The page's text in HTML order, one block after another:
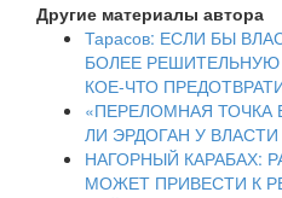
Другие материалы автора
Тарасов: ЕСЛИ БЫ
БОЛЕЕ
КОЕ-ЧТО
«ПЕРЕЛОМНАЯ ТОЧКА
ЛИ ЭРДОГАН У
НАГОРНЫЙ КАРАБАХ:
МОЖЕТ ПРИВЕСТИ К